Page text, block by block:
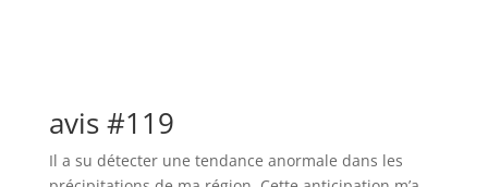
avis #119
Il a su détecter une tendance anormale dans les